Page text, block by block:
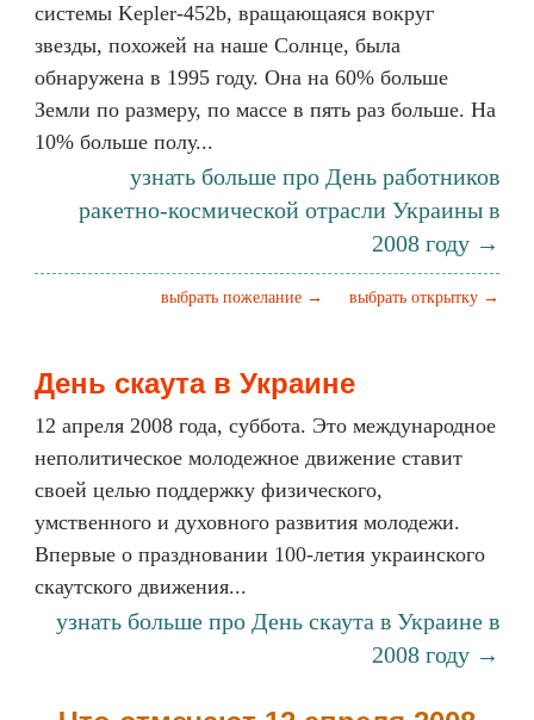
системы Kepler-452b, вращающаяся вокруг
звезды, похожей на наше Солнце, была
обнаружена в 1995 году. Она на 60% больше
Земли по размеру, по массе в пять раз больше. На
10% больше полу...
узнать больше про День работников
ракетно-космической отрасли Украины в
2008 году →
выбрать открытку →
выбрать пожелание →
День скаута в Украине
12 апреля 2008 года, суббота. Это международное
неполитическое молодежное движение ставит
своей целью поддержку физического,
умственного и духовного развития молодежи.
Впервые о праздновании 100-летия украинского
скаутского движения...
узнать больше про День скаута в Украине в
2008 году →